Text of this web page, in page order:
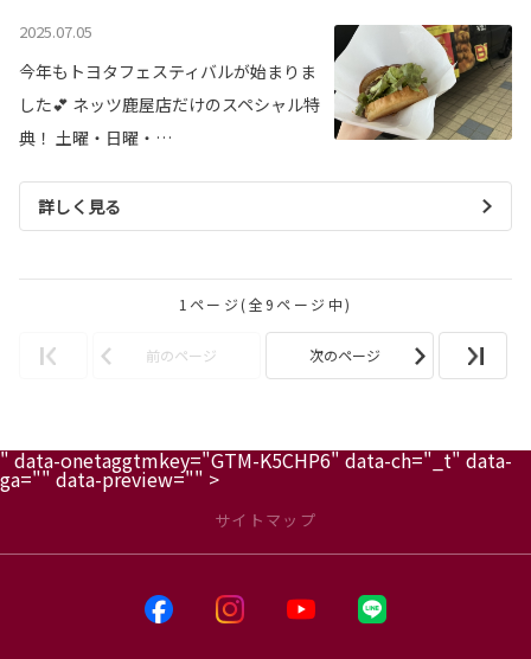
2025.07.05
今年もトヨタフェスティバルが始まりま
した💕 ネッツ鹿屋店だけのスペシャル特
典！ 土曜・日曜・…
詳しく見る
1ページ(全9ページ中)
前のページ 次のページ
" data-onetaggtmkey="GTM-K5CHP6" data-ch="_t" data-
ga="" data-preview="" >
サイトマップ